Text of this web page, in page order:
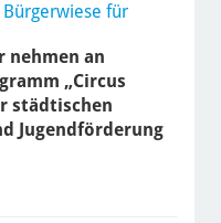
Bürgerwiese für
nehmen an
„Circus
städtischen
Jugendförderung